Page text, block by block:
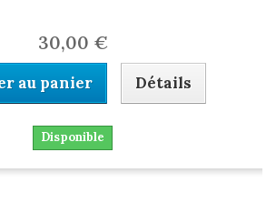
30,00 €
au panier Détails
Disponible